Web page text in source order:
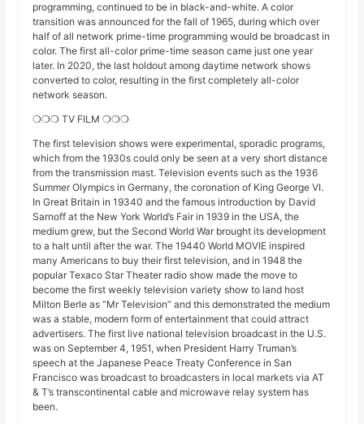
programming, continued to be in black-and-white. A color
transition was announced for the fall of 1965, during which over
half of all network prime-time programming would be broadcast in
color. The first all-color prime-time season came just one year
later. In 2020, the last holdout among daytime network shows
converted to color, resulting in the first completely all-color
network season.
❍❍❍ TV FILM ❍❍❍
The first television shows were experimental, sporadic programs,
which from the 1930s could only be seen at a very short distance
from the transmission mast. Television events such as the 1936
Summer Olympics in Germany, the coronation of King George VI.
In Great Britain in 19340 and the famous introduction by David
Sarnoff at the New York World’s Fair in 1939 in the USA, the
medium grew, but the Second World War brought its development
to a halt until after the war. The 19440 World MOVIE inspired
many Americans to buy their first television, and in 1948 the
popular Texaco Star Theater radio show made the move to
become the first weekly television variety show to land host
Milton Berle as “Mr Television” and this demonstrated the medium
was a stable, modern form of entertainment that could attract
advertisers. The first live national television broadcast in the U.S.
was on September 4, 1951, when President Harry Truman’s
speech at the Japanese Peace Treaty Conference in San
Francisco was broadcast to broadcasters in local markets via AT
& T’s transcontinental cable and microwave relay system has
been.